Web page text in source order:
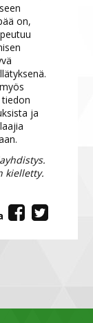
on,
ja
kielletty.